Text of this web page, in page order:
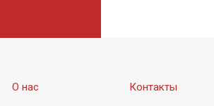
О нас Контакты